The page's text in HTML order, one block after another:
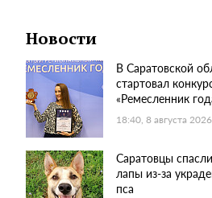
Новости
В Саратовской
стартовал
«Ремесленник
18:40, 8 августа 2026
Саратовцы
лапы из-за
пса